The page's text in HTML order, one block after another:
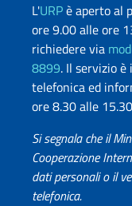
L'URPè aperto al
ore 9.00 alle ore
richiedere via
8899. Il servizio
telefonica ed
ore 8.30 alle
Si segnala che il
Cooperazione
dati personali o il
telefonica.